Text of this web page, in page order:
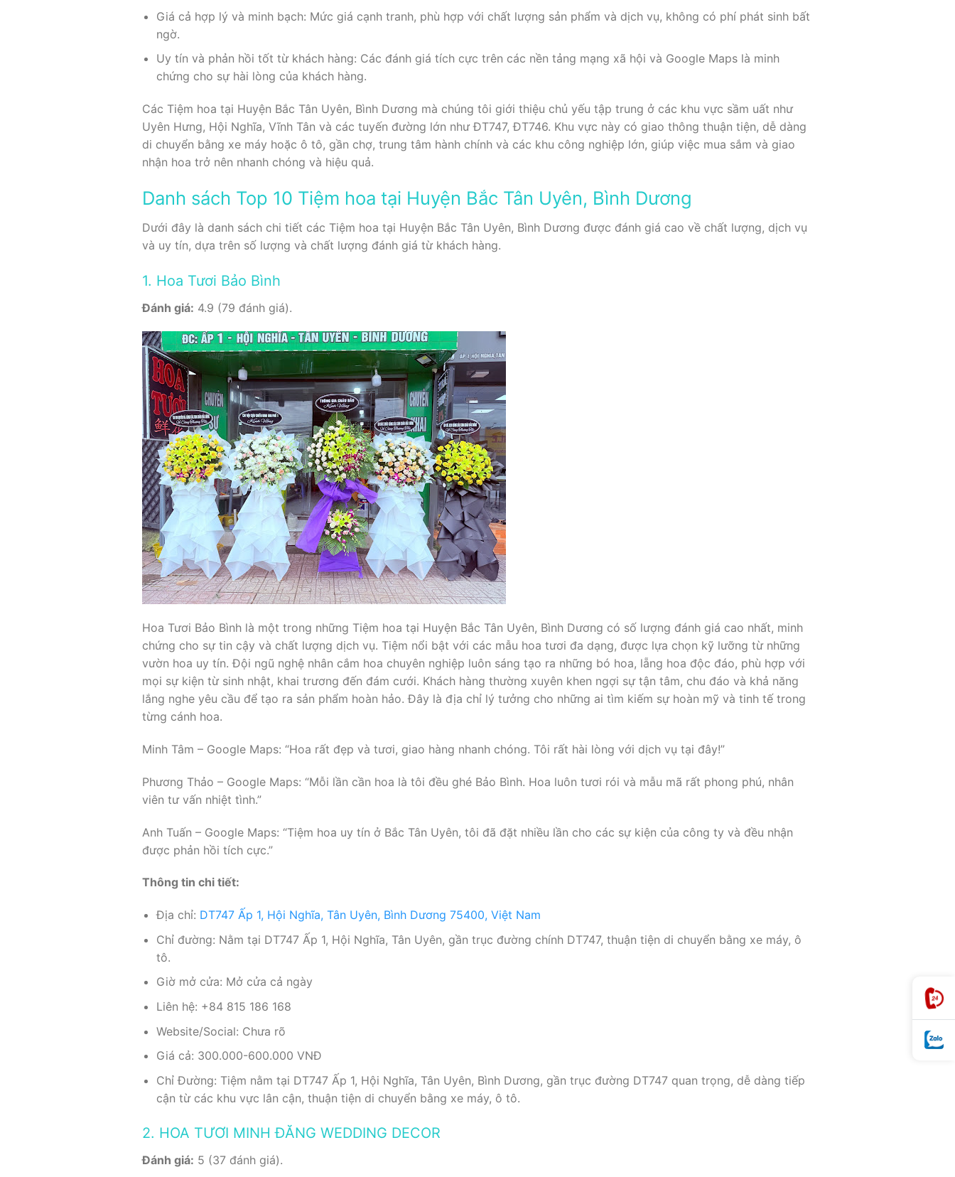
Giá cả hợp lý và minh bạch: Mức giá cạnh tranh, phù hợp với chất lượng sản phẩm và dịch vụ, không có phí phát sinh bất
ngờ.
Uy tín và phản hồi tốt từ khách hàng: Các đánh giá tích cực trên các nền tảng mạng xã hội và Google Maps là minh
chứng cho sự hài lòng của khách hàng.
Các Tiệm hoa tại Huyện Bắc Tân Uyên, Bình Dương mà chúng tôi giới thiệu chủ yếu tập trung ở các khu vực sầm uất như
Uyên Hưng, Hội Nghĩa, Vĩnh Tân và các tuyến đường lớn như ĐT747, ĐT746. Khu vực này có giao thông thuận tiện, dễ dàng
di chuyển bằng xe máy hoặc ô tô, gần chợ, trung tâm hành chính và các khu công nghiệp lớn, giúp việc mua sắm và giao
nhận hoa trở nên nhanh chóng và hiệu quả.
Danh sách Top 10 Tiệm hoa tại Huyện Bắc Tân Uyên, Bình Dương
Dưới đây là danh sách chi tiết các Tiệm hoa tại Huyện Bắc Tân Uyên, Bình Dương được đánh giá cao về chất lượng, dịch vụ
và uy tín, dựa trên số lượng và chất lượng đánh giá từ khách hàng.
1. Hoa Tươi Bảo Bình
Đánh giá: 4.9 (79 đánh giá).
Hoa Tươi Bảo Bình là một trong những Tiệm hoa tại Huyện Bắc Tân Uyên, Bình Dương có số lượng đánh giá cao nhất, minh
chứng cho sự tin cậy và chất lượng dịch vụ. Tiệm nổi bật với các mẫu hoa tươi đa dạng, được lựa chọn kỹ lưỡng từ những
vườn hoa uy tín. Đội ngũ nghệ nhân cắm hoa chuyên nghiệp luôn sáng tạo ra những bó hoa, lẵng hoa độc đáo, phù hợp với
mọi sự kiện từ sinh nhật, khai trương đến đám cưới. Khách hàng thường xuyên khen ngợi sự tận tâm, chu đáo và khả năng
lắng nghe yêu cầu để tạo ra sản phẩm hoàn hảo. Đây là địa chỉ lý tưởng cho những ai tìm kiếm sự hoàn mỹ và tinh tế trong
từng cánh hoa.
Minh Tâm – Google Maps: “Hoa rất đẹp và tươi, giao hàng nhanh chóng. Tôi rất hài lòng với dịch vụ tại đây!”
Phương Thảo – Google Maps: “Mỗi lần cần hoa là tôi đều ghé Bảo Bình. Hoa luôn tươi rói và mẫu mã rất phong phú, nhân
viên tư vấn nhiệt tình.”
Anh Tuấn – Google Maps: “Tiệm hoa uy tín ở Bắc Tân Uyên, tôi đã đặt nhiều lần cho các sự kiện của công ty và đều nhận
được phản hồi tích cực.”
Thông tin chi tiết:
Địa chỉ: DT747 Ấp 1, Hội Nghĩa, Tân Uyên, Bình Dương 75400, Việt Nam
Chỉ đường: Nằm tại DT747 Ấp 1, Hội Nghĩa, Tân Uyên, gần trục đường chính DT747, thuận tiện di chuyển bằng xe máy, ô
tô.
Giờ mở cửa: Mở cửa cả ngày
Liên hệ: +84 815 186 168
Website/Social: Chưa rõ
Giá cả: 300.000-600.000 VNĐ
Chỉ Đường: Tiệm nằm tại DT747 Ấp 1, Hội Nghĩa, Tân Uyên, Bình Dương, gần trục đường DT747 quan trọng, dễ dàng tiếp
cận từ các khu vực lân cận, thuận tiện di chuyển bằng xe máy, ô tô.
2. HOA TƯƠI MINH ĐĂNG WEDDING DECOR
Đánh giá: 5 (37 đánh giá).